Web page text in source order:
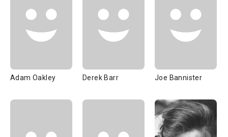
Adam Oakley Derek Barr Joe Bannister